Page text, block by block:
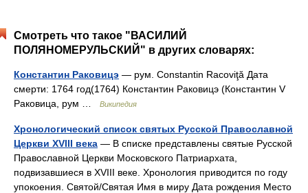
Смотреть что такое "ВАСИЛИЙ
ПОЛЯНОМЕРУЛЬСКИЙ" в других словарях:
Константин Раковицэ — рум. Constantin Racoviţă Дата
смерти: 1764 год(1764) Константин Раковицэ (Константин V
Раковица, рум …
Википедия
Хронологический список святых Русской Православной
Церкви XVIII века — В списке представлены святые Русской
Православной Церкви Московского Патриархата,
подвизавшиеся в XVIII веке. Хронология приводится по году
упокоения. Святой/Святая Имя в миру Дата рождения Место